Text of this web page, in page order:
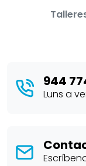
944
Luns a